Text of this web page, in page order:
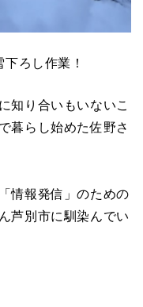
ろし作業！
知り合いもいないこ
暮らし始めた佐野さ
情報発信」のための
芦別市に馴染んでい